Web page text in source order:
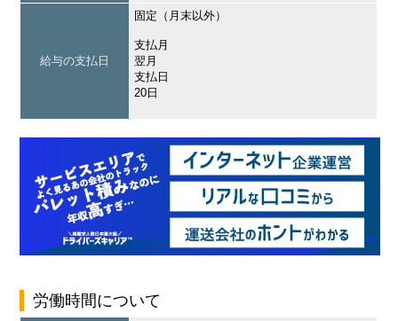
給与の支払日
固定（月末以外）
支払月
翌月
支払日
20日
労働時間について